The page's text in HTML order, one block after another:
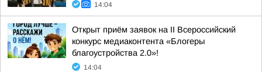
14:04
Открыт приём заявок на II Всероссийский
конкурс медиаконтента «Блогеры
благоустройства 2.0»!
14:04